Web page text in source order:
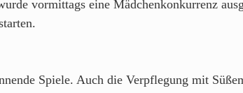
vormittags eine Mädchenkonkurrenz
Spiele. Auch die Verpflegung mit